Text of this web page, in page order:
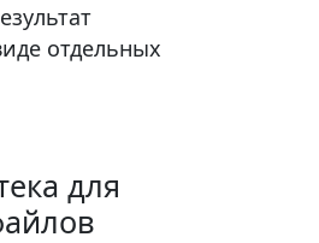
отдельных
для